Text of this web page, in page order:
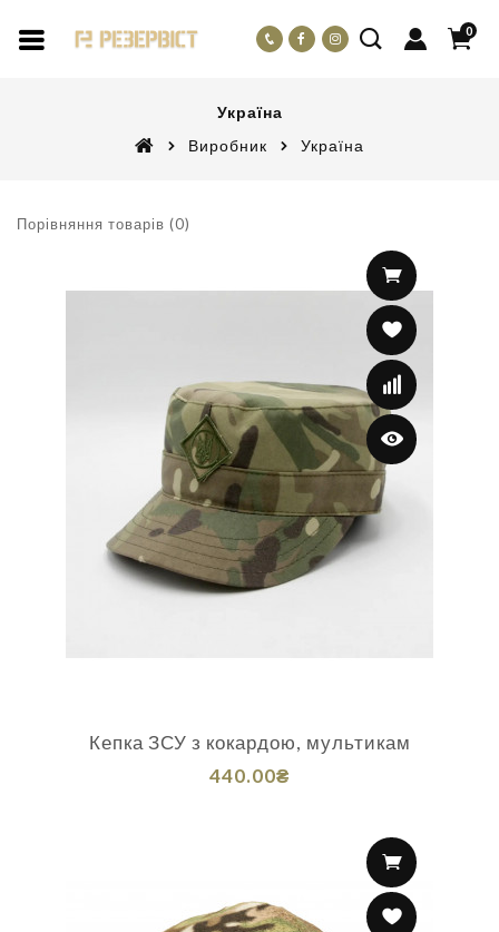
0
Україна
Виробник
Україна
Порівняння товарів (0)
Кепка ЗСУ з кокардою, мультикам
440.00₴